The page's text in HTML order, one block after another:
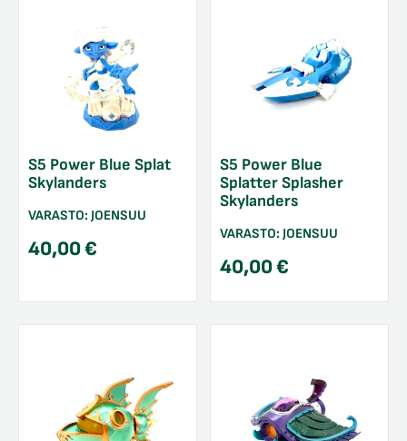
S5 Power Blue Splat
Skylanders
VARASTO: JOENSUU
40,00€
S5 Power Blue
Splatter Splasher
Skylanders
VARASTO: JOENSUU
40,00€